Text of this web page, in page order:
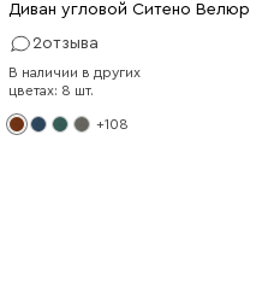
Диван угловой Ситено Велюр
2отзыва
В наличии в других
цветах: 8 шт.
+108